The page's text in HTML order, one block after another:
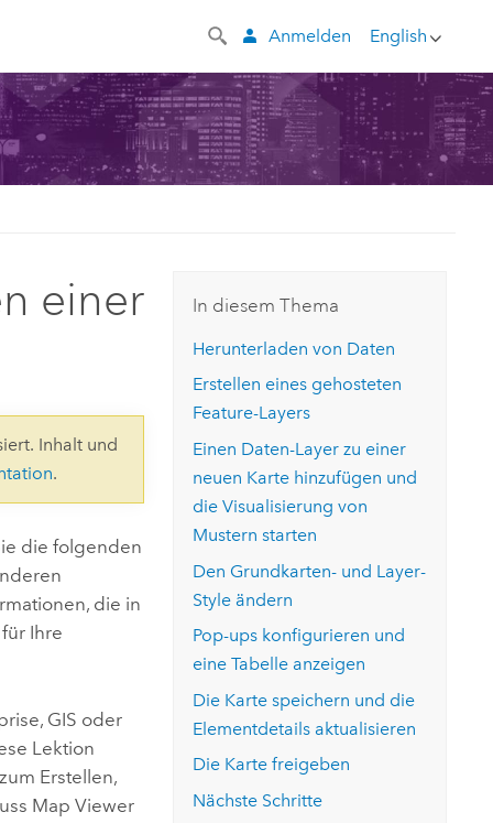
English
Anmelden
einer
Inhalt und
.
die folgenden
die in
Ihre
, GIS oder
Lektion
Erstellen,
Map Viewer
In diesem Thema
Herunterladen von Daten
Erstellen eines gehosteten
Feature-Layers
Einen Daten-Layer zu einer
neuen Karte hinzufügen und
die Visualisierung von
Mustern starten
Den Grundkarten- und Layer-
Style ändern
Pop-ups konfigurieren und
eine Tabelle anzeigen
Die Karte speichern und die
Elementdetails aktualisieren
Die Karte freigeben
Nächste Schritte